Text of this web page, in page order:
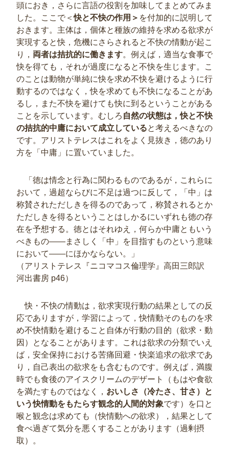
頭におき，さらに言語の役割を加味してまとめてみま
した。ここで＜快と不快の作用＞ を付加的に説明して
おきます。主体は，個体と種族の維持を求める欲求が
実現すると快，危機にさらされると不快の情動が起こ
り， 両者は拮抗的に働きます。例えば，適当な食事で
快を得ても，それが過度になると不快を生じます。こ
のことは動物が単純に快を求め不快を避けるように行
動するのではなく，快を求めても不快になることがあ
るし，また不快を避けても快に到るということがある
ことを示しています。むしろ 自然の状態は，快と不快
の拮抗的中庸において成立していると考えるべきなの
です。アリストテレスはこれをよく見抜き，徳のあり
方を「中庸」に置いていました。
「徳は情念と行為に関わるものであるが，これらに
おいて，過超ならびに不足は過つに反して，「中」は
称賛されただしきを得るのであって，称賛されるとか
ただしきを得るということはしかるにいずれも徳の存
在を予想する。徳とはそれゆえ，何らか中庸ともいう
べきもの――まさしく「中」を目指すものという意味
において――にほかならない。」
（アリストテレス『ニコマコス倫理学』高田三郎訳
河出書房 p46）
快・不快の情動は，欲求実現行動の結果としての反
応でありますが，学習によって，快情動そのものを求
め不快情動を避けること自体が行動の目的（欲求・動
因）となることがあります。これは欲求の分類でいえ
ば，安全保持における苦痛回避・快楽追求の欲求であ
り，自己表出の欲求をも含むものです。例えば，満腹
時でも食後のアイスクリームのデザート（もはや食欲
を満たすものではなく， おいしさ（冷たさ、甘さ）と
いう快情動をもたらす観念的人間的対象です）を口と
喉と観念は求めても（快情動への欲求），結果として
食べ過ぎて気分を悪くすることがあります（過剰摂
取）。